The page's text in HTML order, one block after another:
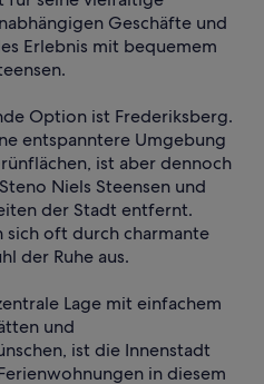
Geschäfte und
Erlebnis mit bequemem
Option ist Frederiksberg.
entspanntere Umgebung
ist aber dennoch
Niels Steensen und
der Stadt entfernt.
sich oft durch charmante
der Ruhe aus.
Lage mit einfachem
und
ist die Innenstadt
in diesem